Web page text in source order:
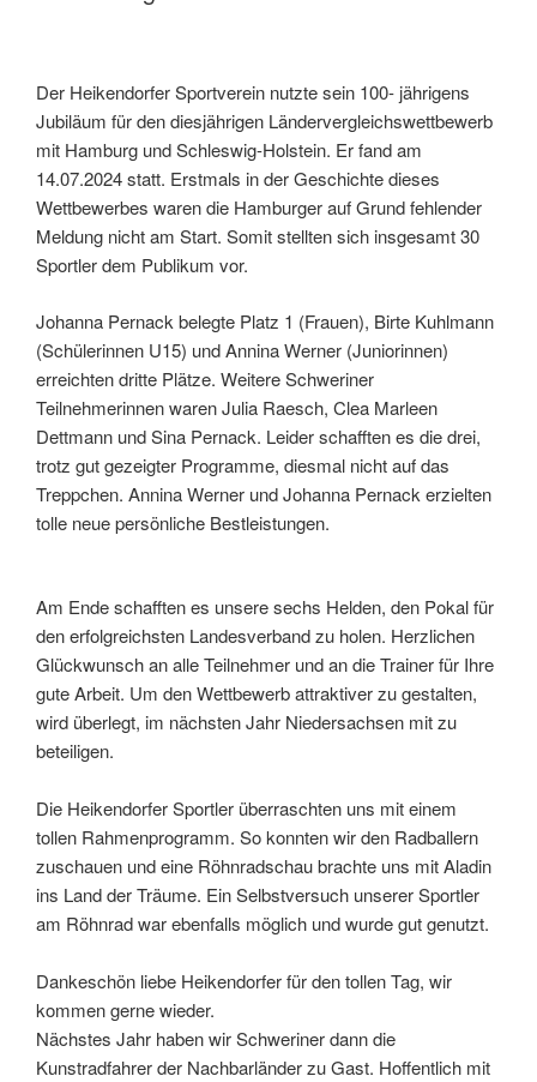
Der Heikendorfer Sportverein nutzte sein 100- jährigens
Jubiläum für den diesjährigen Ländervergleichswettbewerb
mit Hamburg und Schleswig-Holstein. Er fand am
14.07.2024 statt. Erstmals in der Geschichte dieses
Wettbewerbes waren die Hamburger auf Grund fehlender
Meldung nicht am Start. Somit stellten sich insgesamt 30
Sportler dem Publikum vor.
Johanna Pernack belegte Platz 1 (Frauen), Birte Kuhlmann
(Schülerinnen U15) und Annina Werner (Juniorinnen)
erreichten dritte Plätze. Weitere Schweriner
Teilnehmerinnen waren Julia Raesch, Clea Marleen
Dettmann und Sina Pernack. Leider schafften es die drei,
trotz gut gezeigter Programme, diesmal nicht auf das
Treppchen. Annina Werner und Johanna Pernack erzielten
tolle neue persönliche Bestleistungen.
Am Ende schafften es unsere sechs Helden, den Pokal für
den erfolgreichsten Landesverband zu holen. Herzlichen
Glückwunsch an alle Teilnehmer und an die Trainer für Ihre
gute Arbeit. Um den Wettbewerb attraktiver zu gestalten,
wird überlegt, im nächsten Jahr Niedersachsen mit zu
beteiligen.
Die Heikendorfer Sportler überraschten uns mit einem
tollen Rahmenprogramm. So konnten wir den Radballern
zuschauen und eine Röhnradschau brachte uns mit Aladin
ins Land der Träume. Ein Selbstversuch unserer Sportler
am Röhnrad war ebenfalls möglich und wurde gut genutzt.
Dankeschön liebe Heikendorfer für den tollen Tag, wir
kommen gerne wieder.
Nächstes Jahr haben wir Schweriner dann die
Kunstradfahrer der Nachbarländer zu Gast. Hoffentlich mit